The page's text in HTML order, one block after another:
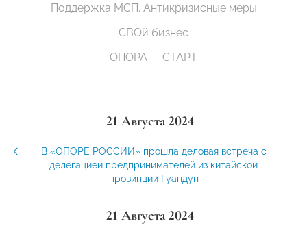
Поддержка МСП. Антикризисные меры
СВОй бизнес
ОПОРА — СТАРТ
21 Августа 2024
В «ОПОРЕ РОССИИ» прошла деловая встреча с
делегацией предпринимателей из китайской
провинции Гуандун
21 Августа 2024